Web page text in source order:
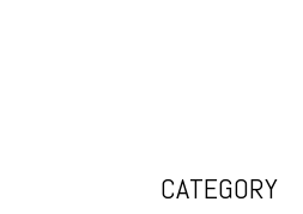
CATEGORY